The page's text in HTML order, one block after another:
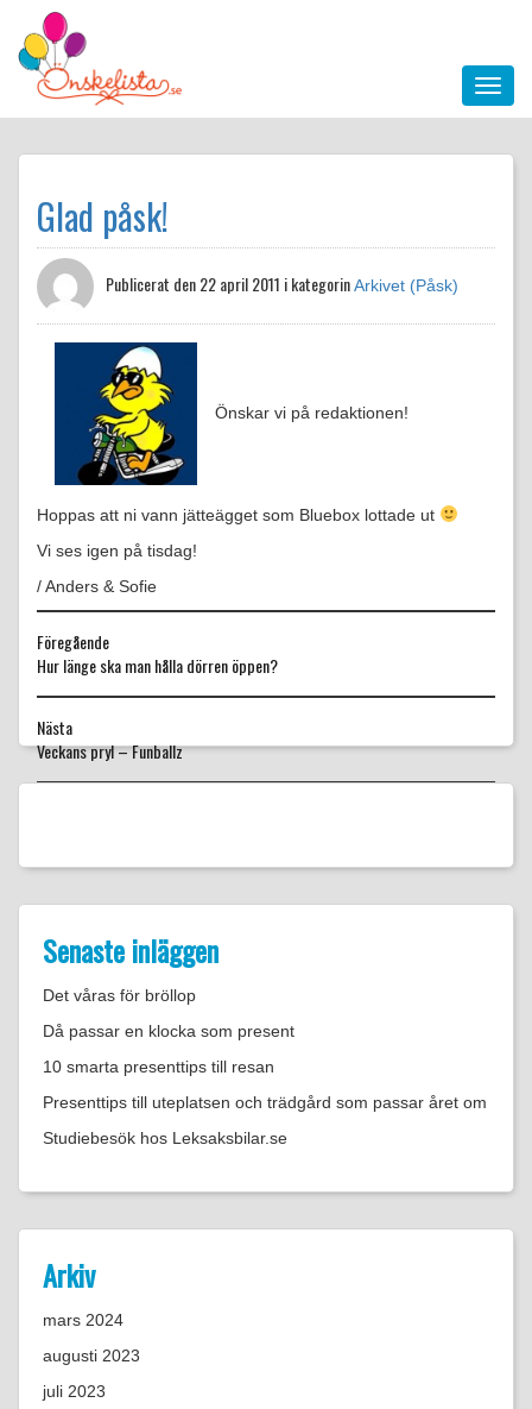
Glad påsk!
Publicerat den22 april 2011 i kategorinArkivet (Påsk)
Önskar vi på redaktionen!
Hoppas att ni vann jätteägget som Bluebox lottade ut
Vi ses igen på tisdag!
/ Anders & Sofie
Föregående
Föregående
Hur länge ska man hålla dörren öppen?
Nästa
Nästa
Veckans pryl – Funballz
Senaste inläggen
Det våras för bröllop
Då passar en klocka som present
10 smarta presenttips till resan
Presenttips till uteplatsen och trädgård som passar året om
Studiebesök hos Leksaksbilar.se
Arkiv
mars 2024
augusti 2023
juli 2023